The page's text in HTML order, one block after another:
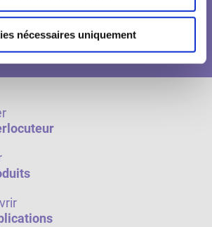
nécessaires uniquement
Chercher